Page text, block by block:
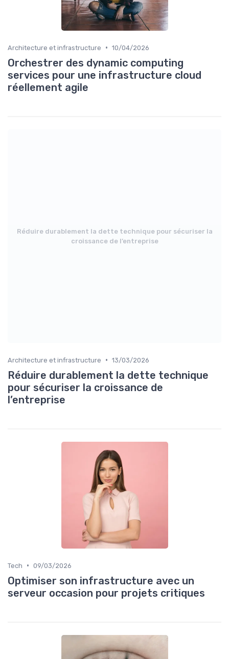
Architecture et infrastructure • 10/04/2026
Orchestrer des dynamic computing
services pour une infrastructure cloud
réellement agile
Réduire durablement la dette technique pour sécuriser la
croissance de l’entreprise
Architecture et infrastructure • 13/03/2026
Réduire durablement la dette technique
pour sécuriser la croissance de
l’entreprise
Tech • 09/03/2026
Optimiser son infrastructure avec un
serveur occasion pour projets critiques